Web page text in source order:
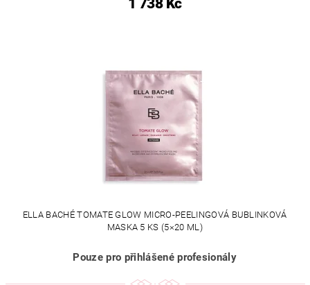
1 738 Kč
ELLA BACHÉ TOMATE GLOW MICRO-PEELINGOVÁ BUBLINKOVÁ
MASKA 5 KS (5×20 ML)
Pouze pro přihlášené profesionály